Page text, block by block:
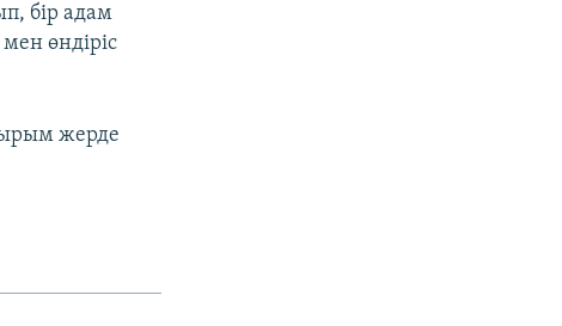
бір адам
өндіріс
жерде